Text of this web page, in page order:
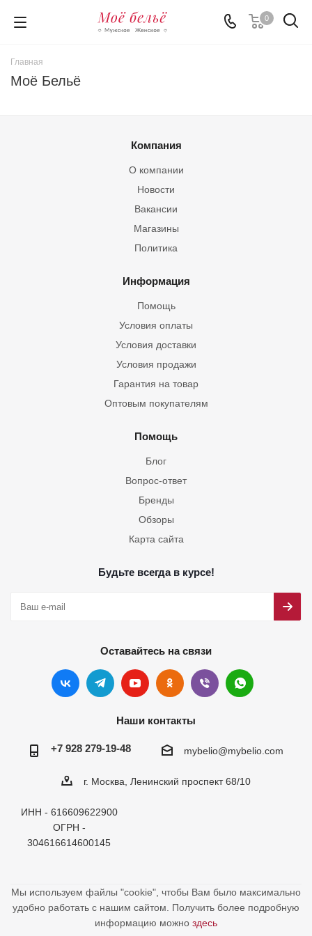
0
Главная
Моё Бельё
Компания
О компании
Новости
Вакансии
Магазины
Политика
Информация
Помощь
Условия оплаты
Условия доставки
Условия продажи
Гарантия на товар
Оптовым покупателям
Помощь
Блог
Вопрос-ответ
Бренды
Обзоры
Карта сайта
Будьте всегда в курсе!
Оставайтесь на связи
Наши контакты
+7 928 279-19-48 mybelio@mybelio.com
г. Москва, Ленинский проспект 68/10
ИНН - 616609622900
ОГРН -
304616614600145
Мы используем файлы "cookie", чтобы Вам было максимально
удобно работать с нашим сайтом. Получить более подробную
информацию можно здесь